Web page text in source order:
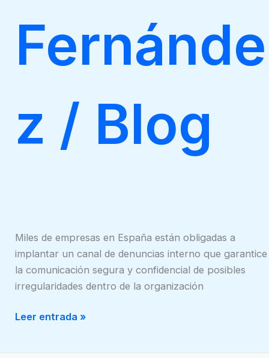
Fernánde
z / Blog
Miles de empresas en España están obligadas a
implantar un canal de denuncias interno que garantice
la comunicación segura y confidencial de posibles
irregularidades dentro de la organización
Leer entrada »